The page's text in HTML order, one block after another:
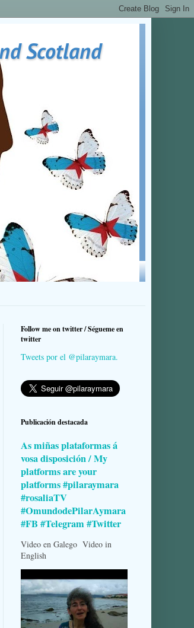
Scotland
Follow me on twitter / Ségueme en
twitter
Tweets por el @pilaraymara.
Publicación destacada
As miñas plataformas á
vosa disposición / My
platforms are your
platforms #pilaraymara
#rosaliaTV
#OmundodePilarAymara
#FB #Telegram #Twitter
Video en Galego Video in
English